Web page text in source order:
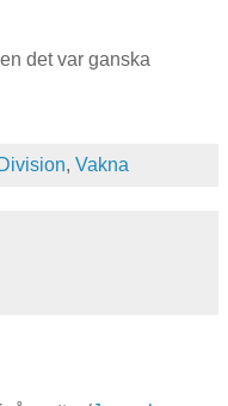
det var ganska
, Vakna